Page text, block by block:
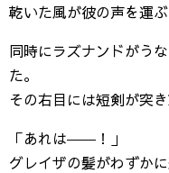
乾いた風が彼の声を運ぶ
同時にラズナンドがう
た。
その右目には短剣が突
「あれは――！」
グレイザの髪がわずかに